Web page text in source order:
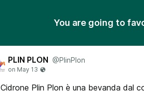
You are going to
PLIN PLON @PlinPlon
Plin Plon è una bevanda dal